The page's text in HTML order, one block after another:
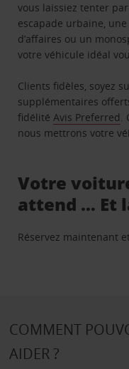
vous laissiez tenter
escapade urbaine,
d’affaires ou un
votre véhicule idéal
Clients fidèles, soyez
supplémentaires
fidélitéAvis Preferred.
nous mettrons votre
Votre
attend … Et
Réservez maintenant
COMMENT
AIDER ?